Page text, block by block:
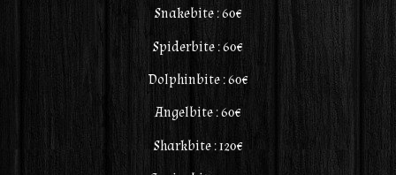
Snakebite : 60€
Spiderbite : 60€
Dolphinbite : 60€
Angelbite : 60€
Sharkbite : 120€